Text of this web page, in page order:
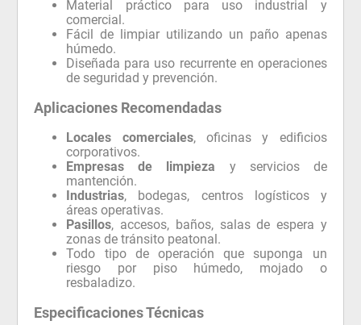
Material práctico para uso industrial y
comercial.
Fácil de limpiar utilizando un paño apenas
húmedo.
Diseñada para uso recurrente en operaciones
de seguridad y prevención.
Aplicaciones Recomendadas
Locales comerciales, oficinas y edificios
corporativos.
Empresas de limpieza y servicios de
mantención.
Industrias, bodegas, centros logísticos y
áreas operativas.
Pasillos, accesos, baños, salas de espera y
zonas de tránsito peatonal.
Todo tipo de operación que suponga un
riesgo por piso húmedo, mojado o
resbaladizo.
Especificaciones Técnicas